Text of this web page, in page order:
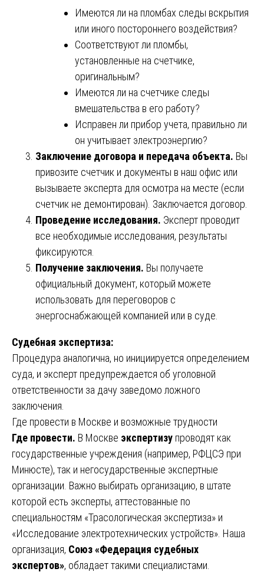
Имеются ли на пломбах следы вскрытия
или иного постороннего воздействия?
Соответствуют ли пломбы,
установленные на счетчике,
оригинальным?
Имеются ли на счетчике следы
вмешательства в его работу?
Исправен ли прибор учета, правильно ли
он учитывает электроэнергию?
Заключение договора и передача объекта. Вы
привозите счетчик и документы в наш офис или
вызываете эксперта для осмотра на месте (если
счетчик не демонтирован). Заключается договор.
Проведение исследования. Эксперт проводит
все необходимые исследования, результаты
фиксируются.
Получение заключения. Вы получаете
официальный документ, который можете
использовать для переговоров с
энергоснабжающей компанией или в суде.
Судебная экспертиза:
Процедура аналогична, но инициируется определением
суда, и эксперт предупреждается об уголовной
ответственности за дачу заведомо ложного
заключения.
Где провести в Москве и возможные трудности
Где провести. В Москве экспертизу проводят как
государственные учреждения (например, РФЦСЭ при
Минюсте), так и негосударственные экспертные
организации. Важно выбирать организацию, в штате
которой есть эксперты, аттестованные по
специальностям «Трасологическая экспертиза» и
«Исследование электротехнических устройств». Наша
организация, Союз «Федерация судебных
экспертов», обладает такими специалистами.